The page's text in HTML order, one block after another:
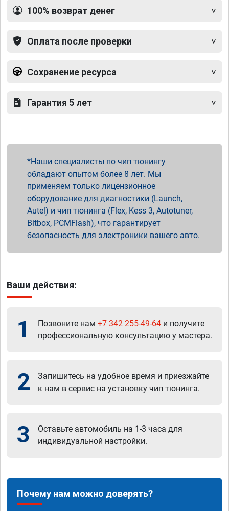
100% возврат денег
Оплата после проверки
Сохранение ресурса
Гарантия 5 лет
Наши специалисты по чип тюнингу
обладают опытом более 8 лет. Мы
применяем только лицензионное
оборудование для диагностики (Launch,
Autel) и чип тюнинга (Flex, Kess 3, Autotuner,
Bitbox, PCMFlash), что гарантирует
безопасность для электроники вашего авто.
Ваши действия:
1 Позвоните нам +7 342 255-49-64 и получите
профессиональную консультацию у мастера.
2
Запишитесь на удобное время и приезжайте
к нам в сервис на установку чип тюнинга.
3
Оставьте автомобиль на 1-3 часа для
индивидуальной настройки.
Почему нам можно доверять?